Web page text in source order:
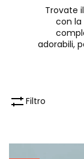
TotaleTrovate
con la
adorabili,
Filtro